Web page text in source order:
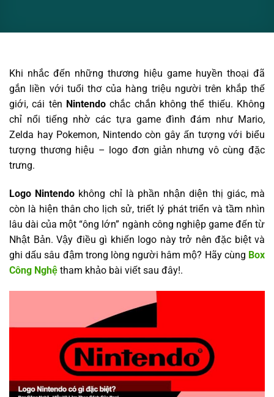
Khi nhắc đến những thương hiệu game huyền thoại đã
gắn liền với tuổi thơ của hàng triệu người trên khắp thế
giới, cái tên Nintendochắc chắn không thể thiếu. Không
chỉ nổi tiếng nhờ các tựa game đình đám như Mario,
Zelda hay Pokemon, Nintendo còn gây ấn tượng với biểu
tượng thương hiệu – logo đơn giản nhưng vô cùng đặc
trưng.
Logo Nintendo không chỉ là phần nhận diện thị giác, mà
còn là hiện thân cho lịch sử, triết lý phát triển và tầm nhìn
lâu dài của một “ông lớn” ngành công nghiệp game đến từ
Nhật Bản. Vậy điều gì khiến logo này trở nên đặc biệt và
ghi dấu sâu đậm trong lòng người hâm mộ? Hãy cùng Box
Công Nghệ tham khảo bài viết sau đây!.